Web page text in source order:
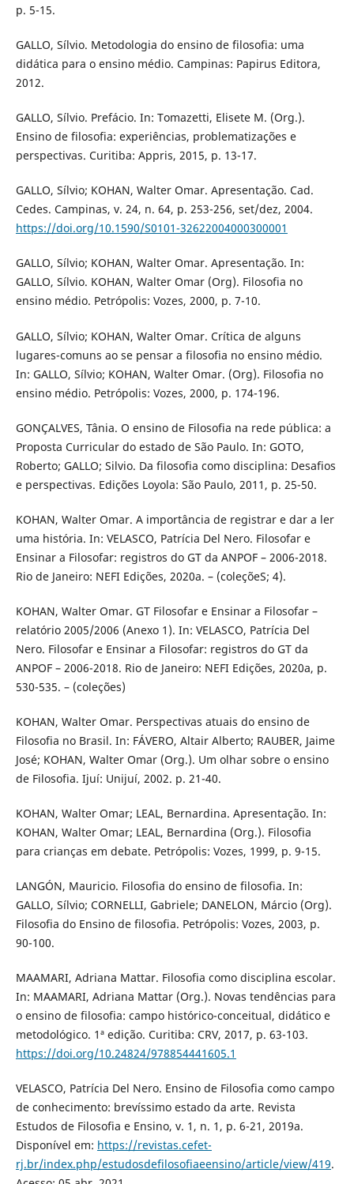
p. 5-15.
GALLO, Sílvio. Metodologia do ensino de filosofia: uma
didática para o ensino médio. Campinas: Papirus Editora,
2012.
GALLO, Sílvio. Prefácio. In: Tomazetti, Elisete M. (Org.).
Ensino de filosofia: experiências, problematizações e
perspectivas. Curitiba: Appris, 2015, p. 13-17.
GALLO, Sílvio; KOHAN, Walter Omar. Apresentação. Cad.
Cedes. Campinas, v. 24, n. 64, p. 253-256, set/dez, 2004.
https://doi.org/10.1590/S0101-32622004000300001
GALLO, Sílvio; KOHAN, Walter Omar. Apresentação. In:
GALLO, Sílvio. KOHAN, Walter Omar (Org). Filosofia no
ensino médio. Petrópolis: Vozes, 2000, p. 7-10.
GALLO, Sílvio; KOHAN, Walter Omar. Crítica de alguns
lugares-comuns ao se pensar a filosofia no ensino médio.
In: GALLO, Sílvio; KOHAN, Walter Omar. (Org). Filosofia no
ensino médio. Petrópolis: Vozes, 2000, p. 174-196.
GONÇALVES, Tânia. O ensino de Filosofia na rede pública: a
Proposta Curricular do estado de São Paulo. In: GOTO,
Roberto; GALLO; Silvio. Da filosofia como disciplina: Desafios
e perspectivas. Edições Loyola: São Paulo, 2011, p. 25-50.
KOHAN, Walter Omar. A importância de registrar e dar a ler
uma história. In: VELASCO, Patrícia Del Nero. Filosofar e
Ensinar a Filosofar: registros do GT da ANPOF – 2006-2018.
Rio de Janeiro: NEFI Edições, 2020a. – (coleçõeS; 4).
KOHAN, Walter Omar. GT Filosofar e Ensinar a Filosofar –
relatório 2005/2006 (Anexo 1). In: VELASCO, Patrícia Del
Nero. Filosofar e Ensinar a Filosofar: registros do GT da
ANPOF – 2006-2018. Rio de Janeiro: NEFI Edições, 2020a, p.
530-535. – (coleções)
KOHAN, Walter Omar. Perspectivas atuais do ensino de
Filosofia no Brasil. In: FÁVERO, Altair Alberto; RAUBER, Jaime
José; KOHAN, Walter Omar (Org.). Um olhar sobre o ensino
de Filosofia. Ijuí: Unijuí, 2002. p. 21-40.
KOHAN, Walter Omar; LEAL, Bernardina. Apresentação. In:
KOHAN, Walter Omar; LEAL, Bernardina (Org.). Filosofia
para crianças em debate. Petrópolis: Vozes, 1999, p. 9-15.
LANGÓN, Mauricio. Filosofia do ensino de filosofia. In:
GALLO, Sílvio; CORNELLI, Gabriele; DANELON, Márcio (Org).
Filosofia do Ensino de filosofia. Petrópolis: Vozes, 2003, p.
90-100.
MAAMARI, Adriana Mattar. Filosofia como disciplina escolar.
In: MAAMARI, Adriana Mattar (Org.). Novas tendências para
o ensino de filosofia: campo histórico-conceitual, didático e
metodológico. 1ª edição. Curitiba: CRV, 2017, p. 63-103.
https://doi.org/10.24824/978854441605.1
VELASCO, Patrícia Del Nero. Ensino de Filosofia como campo
de conhecimento: brevíssimo estado da arte. Revista
Estudos de Filosofia e Ensino, v. 1, n. 1, p. 6-21, 2019a.
Disponível em: https://revistas.cefet-
rj.br/index.php/estudosdefilosofiaeensino/article/view/419.